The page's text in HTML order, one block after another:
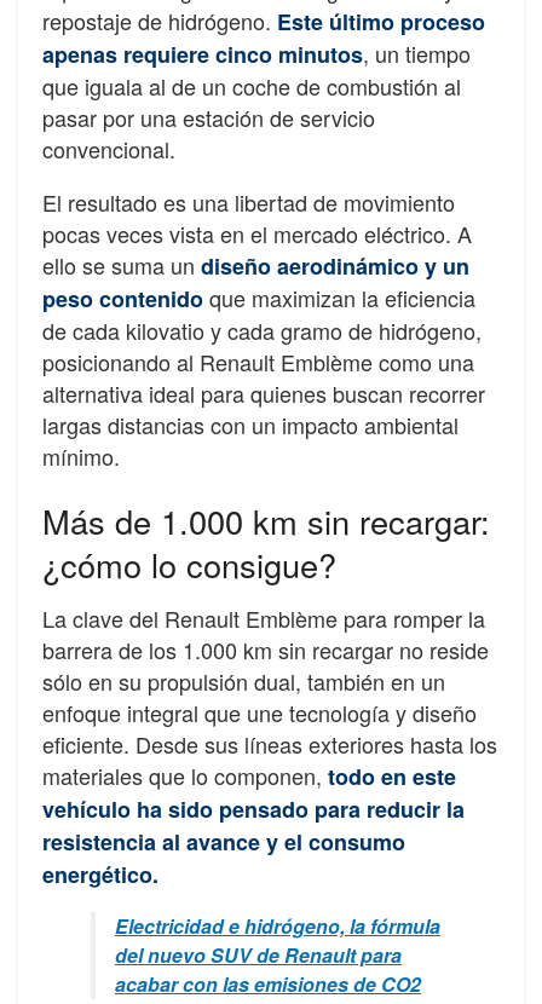
repostaje de hidrógeno. Este último proceso
apenas requiere cinco minutos, un tiempo
que iguala al de un coche de combustión al
pasar por una estación de servicio
convencional.
El resultado es una libertad de movimiento
pocas veces vista en el mercado eléctrico. A
ello se suma un diseño aerodinámico y un
peso contenidoque maximizan la eficiencia
de cada kilovatio y cada gramo de hidrógeno,
posicionando al Renault Emblème como una
alternativa ideal para quienes buscan recorrer
largas distancias con un impacto ambiental
mínimo.
Más de 1.000 km sin recargar:
¿cómo lo consigue?
La clave del Renault Emblème para romper la
barrera de los 1.000 km sin recargar no reside
sólo en su propulsión dual, también en un
enfoque integral que une tecnología y diseño
eficiente. Desde sus líneas exteriores hasta los
materiales que lo componen, todo en este
vehículo ha sido pensado para reducir la
resistencia al avance y el consumo
energético.
Electricidad e hidrógeno, la fórmula
del nuevo SUV de Renault para
acabar con las emisiones de CO2